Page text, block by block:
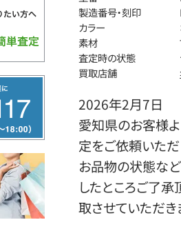
製造番号・刻印
カラー
素材
査定時の状態
買取店舗
2026年2月7日
愛知県のお客様よ
定をご依頼いただ
お品物の状態など
したところご了
取させていただき